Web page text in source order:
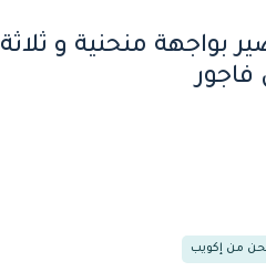
بواجهة منحنية و ثلاثة
من إكويب